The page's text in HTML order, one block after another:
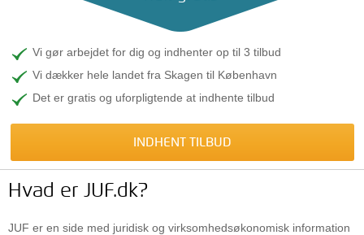
Vi gør arbejdet for dig og indhenter op til 3 tilbud
Vi dækker hele landet fra Skagen til København
Det er gratis og uforpligtende at indhente tilbud
INDHENT TILBUD
Hvad er JUF.dk?
JUF er en side med juridisk og virksomhedsøkonomisk information